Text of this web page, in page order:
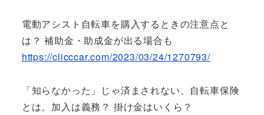
電動アシスト自転車を購入するときの注意点と
は？ 補助金・助成金が出る場合も
https://clicccar.com/2023/03/24/1270793/
「知らなかった」じゃ済まされない、自転車保険
とは。加入は義務？ 掛け金はいくら？